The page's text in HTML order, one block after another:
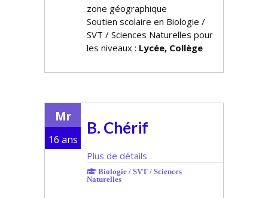
zone géographique
Soutien scolaire en Biologie /
SVT / Sciences Naturelles pour
les niveaux : Lycée, Collège
Mr
16 ans
B. Chérif
Plus de détails
Biologie / SVT / Sciences
Naturelles